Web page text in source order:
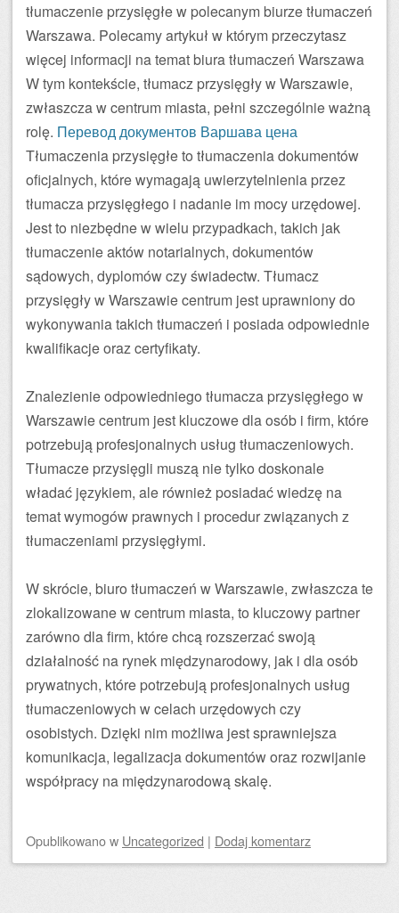
tłumaczenie przysięgłe w polecanym biurze tłumaczeń
Warszawa. Polecamy artykuł w którym przeczytasz
więcej informacji na temat biura tłumaczeń Warszawa
W tym kontekście, tłumacz przysięgły w Warszawie,
zwłaszcza w centrum miasta, pełni szczególnie ważną
rolę. Перевод документов Варшава цена
Tłumaczenia przysięgłe to tłumaczenia dokumentów
oficjalnych, które wymagają uwierzytelnienia przez
tłumacza przysięgłego i nadanie im mocy urzędowej.
Jest to niezbędne w wielu przypadkach, takich jak
tłumaczenie aktów notarialnych, dokumentów
sądowych, dyplomów czy świadectw. Tłumacz
przysięgły w Warszawie centrum jest uprawniony do
wykonywania takich tłumaczeń i posiada odpowiednie
kwalifikacje oraz certyfikaty.
Znalezienie odpowiedniego tłumacza przysięgłego w
Warszawie centrum jest kluczowe dla osób i firm, które
potrzebują profesjonalnych usług tłumaczeniowych.
Tłumacze przysięgli muszą nie tylko doskonale
władać językiem, ale również posiadać wiedzę na
temat wymogów prawnych i procedur związanych z
tłumaczeniami przysięgłymi.
W skrócie, biuro tłumaczeń w Warszawie, zwłaszcza te
zlokalizowane w centrum miasta, to kluczowy partner
zarówno dla firm, które chcą rozszerzać swoją
działalność na rynek międzynarodowy, jak i dla osób
prywatnych, które potrzebują profesjonalnych usług
tłumaczeniowych w celach urzędowych czy
osobistych. Dzięki nim możliwa jest sprawniejsza
komunikacja, legalizacja dokumentów oraz rozwijanie
współpracy na międzynarodową skalę.
Opublikowanow Uncategorized | Dodaj komentarz